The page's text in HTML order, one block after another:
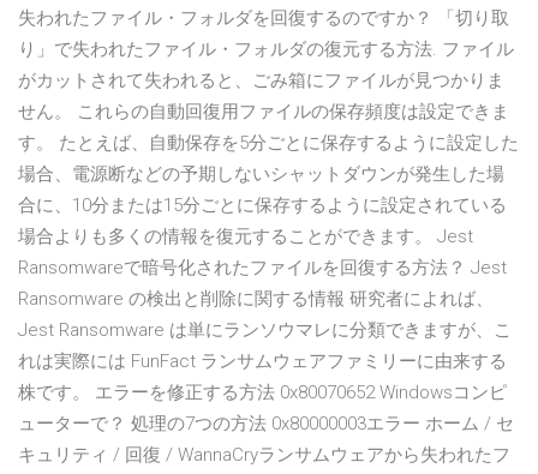
失われたファイル・フォルダを回復するのですか？ 「切り取
り」で失われたファイル・フォルダの復元する方法. ファイル
がカットされて失われると、ごみ箱にファイルが見つかりま
せん。 これらの自動回復用ファイルの保存頻度は設定できま
す。 たとえば、自動保存を5分ごとに保存するように設定した
場合、電源断などの予期しないシャットダウンが発生した場
合に、10分または15分ごとに保存するように設定されている
場合よりも多くの情報を復元することができます。 Jest
Ransomwareで暗号化されたファイルを回復する方法？ Jest
Ransomware の検出と削除に関する情報 研究者によれば、
Jest Ransomware は単にランソウマレに分類できますが、こ
れは実際には FunFact ランサムウェアファミリーに由来する
株です。 エラーを修正する方法 0x80070652 Windowsコンピ
ューターで？ 処理の7つの方法 0x80000003エラー ホーム / セ
キュリティ / 回復 / WannaCryランサムウェアから失われたフ